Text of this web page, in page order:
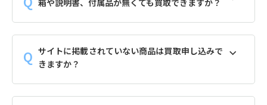
サイトに掲載されていない商品は買取申し込みで
きますか？